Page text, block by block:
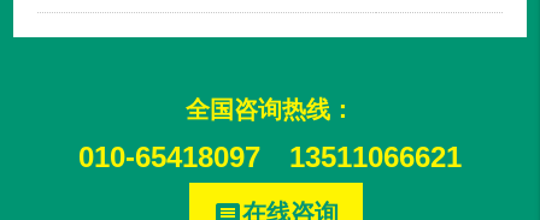
全国咨询热线：
010-65418097 13511066621
在线咨询